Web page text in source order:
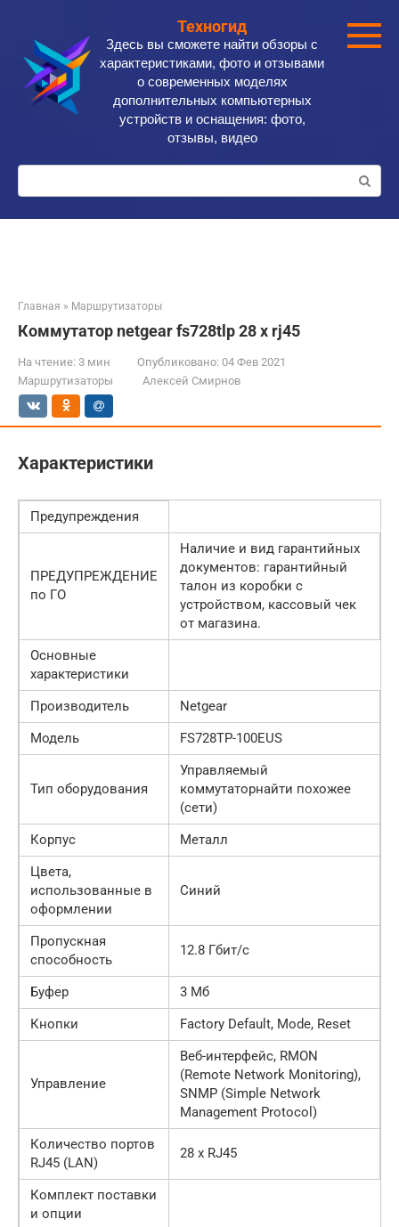
контенту
Техногид
Здесь вы сможете найти обзоры с
характеристиками, фото и отзывами
о современных моделях
дополнительных компьютерных
устройств и оснащения: фото,
отзывы, видео
Поиск:
Главная » Маршрутизаторы
Коммутатор netgear fs728tlp 28 x rj45
На чтение: 3 мин Опубликовано: 04 Фев 2021
Маршрутизаторы
Алексей Смирнов
Характеристики
Предупреждения
ПРЕДУПРЕЖДЕНИЕ
по ГО
Наличие и вид гарантийных
документов: гарантийный
талон из коробки с
устройством, кассовый чек
от магазина.
Основные
характеристики
Производитель
Netgear
Модель
FS728TP-100EUS
Тип оборудования
Управляемый
коммутаторнайти похожее
(сети)
Корпус
Металл
Цвета,
использованные в
оформлении
Синий
Пропускная
способность
12.8 Гбит/с
Буфер
3 Мб
Кнопки
Factory Default, Mode, Reset
Управление
Веб-интерфейс, RMON
(Remote Network Monitoring),
SNMP (Simple Network
Management Protocol)
Количество портов
RJ45 (LAN)
28 x RJ45
Комплект поставки
и опции